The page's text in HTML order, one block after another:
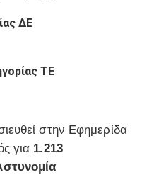
ΔΕ
ΤΕ
στην Εφημερίδα
για 1.213